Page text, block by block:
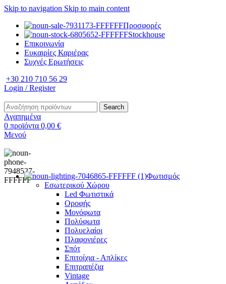
Skip to navigation Skip to main content
Προσφορές
Stockhouse
Επικοινωνία
Ευκαιρίες Καριέρας
Συχνές Ερωτήσεις
+30 210 710 56 29
Login / Register
Search
Αγαπημένα
0 προϊόντα 0,00 €
Μενού
Φωτισμός
Εσωτερικού Χώρου
Led Φωτιστικά
Οροφής
Μονόφωτα
Πολύφωτα
Πολυελαίοι
Πλαφονιέρες
Σπότ
Επιτοίχια - Απλίκες
Επιτραπέζια
Vintage